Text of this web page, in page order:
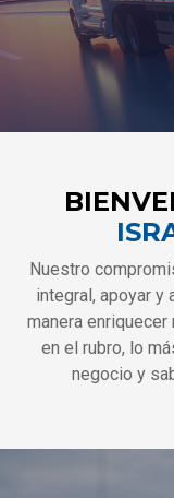
Nuestro
integral, apoyar
manera
en el rubro, lo
negocio y